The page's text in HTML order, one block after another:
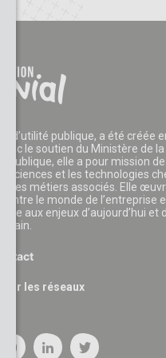
d’utilité publique, a été créée
le soutien du Ministère de la
publique, elle a pour mission de
sciences et les technologies
les métiers associés. Elle
entre le monde de l’entreprise
aux enjeux d’aujourd’hui et
sur les réseaux